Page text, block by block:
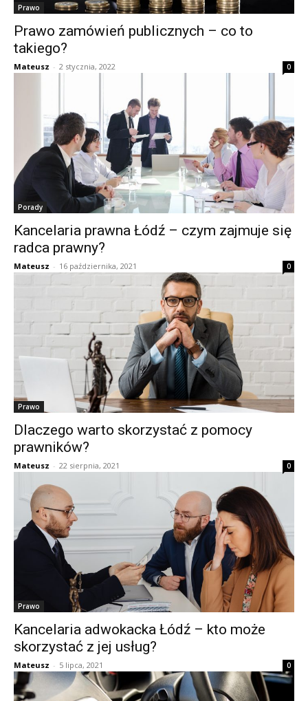
Prawo
Prawo zamówień publicznych – co to
takiego?
Mateusz - 2 stycznia, 2022 0
Porady
Kancelaria prawna Łódź – czym zajmuje się
radca prawny?
Mateusz - 16 października, 2021 0
Prawo
Dlaczego warto skorzystać z pomocy
prawników?
Mateusz - 22 sierpnia, 2021 0
Prawo
Kancelaria adwokacka Łódź – kto może
skorzystać z jej usług?
Mateusz - 5 lipca, 2021 0